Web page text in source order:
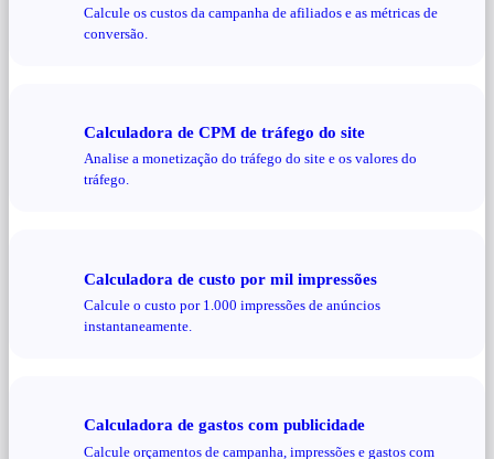
Calcule os custos da campanha de afiliados e as métricas de
conversão.
Calculadora de CPM de tráfego do site
Analise a monetização do tráfego do site e os valores do
tráfego.
Calculadora de custo por mil impressões
Calcule o custo por 1.000 impressões de anúncios
instantaneamente.
Calculadora de gastos com publicidade
Calcule orçamentos de campanha, impressões e gastos com